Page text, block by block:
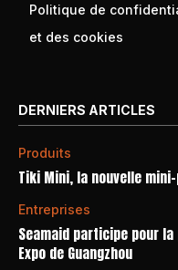
Politique de
et des cookies
DERNIERS ARTICLES
Produits
Tiki Mini, la nouvelle
Entreprises
Seamaid participe pour la
Expo de Guangzhou